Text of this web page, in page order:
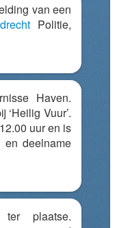
van een
Politie,
Haven.
Vuur’.
uur en is
en deelname
ter plaatse.